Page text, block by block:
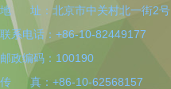
地 址：北京市中关村北一街2号
联系电话：+86-10-82449177
邮政编码：100190
传 真：+86-10-62568157